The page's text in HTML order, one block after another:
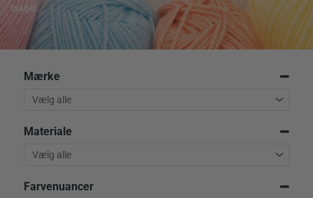
Isager.
Mærke
Materiale
Farvenuancer